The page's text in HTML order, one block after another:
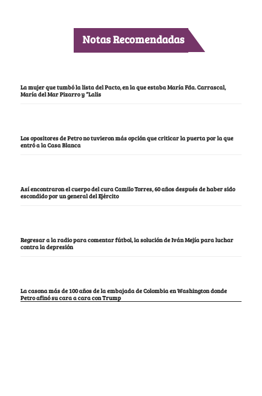
Notas Recomendadas
La mujer que tumbó la lista del Pacto, en la que estaba María Fda. Carrascal,
María del Mar Pizarro y “Lalis
Los opositores de Petro no tuvieron más opción que criticar la puerta por la que
entró a la Casa Blanca
Así encontraron el cuerpo del cura Camilo Torres, 60 años después de haber sido
escondido por un general del Ejército
Regresar a la radio para comentar fútbol, la solución de Iván Mejía para luchar
contra la depresión
La casona más de 100 años de la embajada de Colombia en Washington donde
Petro afinó su cara a cara con Trump